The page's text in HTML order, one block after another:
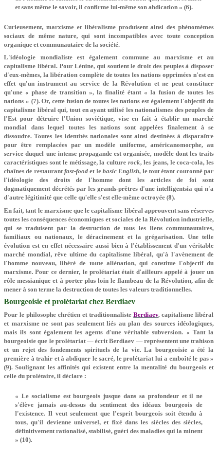
et sans même le savoir, il confirme lui-même son abdication » (6).
Curieusement, marxisme et libéralisme produisent ainsi des phénomèmes
sociaux de même nature, qui sont incompatibles avec toute conception
organique et communautaire de la société.
L'idéologie mondialiste est également commune au marxisme et au
capitalisme libéral. Pour Lénine, qui soutient le droit des peuples à disposer
d'eux-mêmes, la libération complète de toutes les nations opprimées n'est en
effet qu'un instrument au service de la Révolution et ne peut constituer
qu'une « phase de transition », la finalité étant « la fusion de toutes les
nations » (7). Or, cette fusion de toutes les nations est également l'objectif du
capitalisme libéral qui, tout en ayant utilisé les nationalismes des peuples de
l'Est pour détruire l'Union soviétique, vise en fait à établir un marché
mondial dans lequel toutes les nations sont appelées finalement à se
dissoudre. Toutes les identités nationales sont ainsi destinées à disparaître
pour être remplacées par un modèle uniforme, américanomorphe, au
service duquel une intense propagande est organisée, modèle dont les traits
caractéristiques sont le métissage, la culturerock, les jeans, le coca-cola, les
chaînes de restaurantfast-food et lebasic English, le tout étant couronné par
l'idéologie des droits de l'homme dont les articles de foi sont
dogmatiquement décrétés par les grands-prêtres d'une intelligentsia qui n'a
d'autre légitimité que celle qu'elle s'est elle-même octroyée (8).
En fait, tant le marxisme que le capitalisme libéral approuvent sans réserves
toutes les conséquences économiques et sociales de la Révolution industrielle,
qui se traduisent par la destruction de tous les liens communautaires,
familiaux ou nationaux, le déracinement et la grégarisation. Une telle
évolution est en effet nécessaire aussi bien à l'établissement d'un véritable
marché mondial, rêve ultime du capitalisme libéral, qu'à l'avènement de
l'homme nouveau, libéré de toute aliénation, qui constitue l'objectif du
marxisme. Pour ce dernier, le prolétariat était d'ailleurs appelé à jouer un
rôle messianique et à porter plus loin le flambeau de la Révolution, afin de
mener à son terme la destruction de toutes les valeurs traditionnelles.
Bourgeoisie et prolétariat chez Berdiaev
Pour le philosophe chrétien et traditionnalisteBerdiaev, capitalisme libéral
et marxisme ne sont pas seulement liés au plan des sources idéologiques,
mais ils sont également les agents d'une véritable subversion. « Tant la
bourgeoisie que le prolétariat — écrit Berdiaev — représentent une trahison
et un rejet des fondements spirituels de la vie. La bourgeoisie a été la
première à trahir et à abdiquer le sacré, le prolétariat lui a emboîté le pas »
(9). Soulignant les affinités qui existent entre la mentalité du bourgeois et
celle du prolétaire, il déclare :
« Le socialisme est bourgeois jusque dans sa profondeur et il ne
s'élève jamais au-dessus du sentiment des idéaux bourgeois de
l'existence. Il veut seulement que l'esprit bourgeois soit étendu à
tous, qu'il devienne universel, et fixé dans les siècles des siècles,
définitivement rationalisé, stabilisé, guéri des maladies qui la minent
» (10).